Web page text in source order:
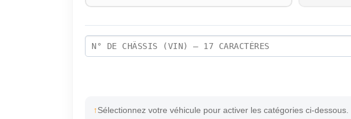
Sélectionnez votre véhicule pour activer les catégories ci-dessous.